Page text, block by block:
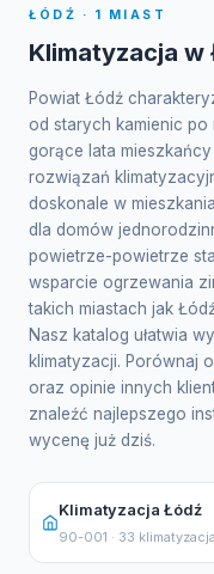
ŁÓDŹ · 1 MIAST
Klimatyzacja w
Powiat Łódź
od starych kamienic
gorące lata
rozwiązań
doskonale w
dla domów
powietrze-powietrze
wsparcie ogrzewania
takich miastach jak
Nasz katalog ułatwia
klimatyzacji. Porównaj
oraz opinie innych
znaleźć najlepszego
wycenę już dziś.
Klimatyzacja Łódź
90-001 · 33 klimatyzacja